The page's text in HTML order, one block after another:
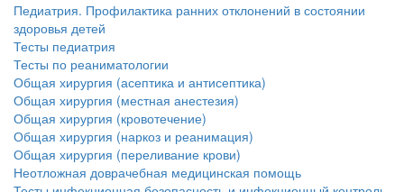
Педиатрия. Профилактика ранних отклонений в состоянии
здоровья детей
Тесты педиатрия
Тесты по реаниматологии
Общая хирургия (асептика и антисептика)
Общая хирургия (местная анестезия)
Общая хирургия (кровотечение)
Общая хирургия (наркоз и реанимация)
Общая хирургия (переливание крови)
Неотложная доврачебная медицинская помощь